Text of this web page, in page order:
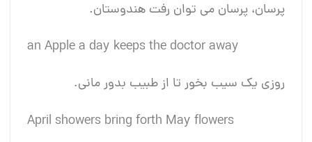
پرسان، پرسان می توان رفت هندوستان.
an Apple a day keeps the doctor away
روزی یک سیب بخور تا از طبیب بدور مانی.
April showers bring forth May flowers